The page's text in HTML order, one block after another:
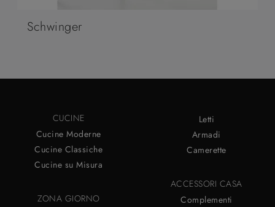
Schwinger
CUCINE
Cucine Moderne
Cucine Classiche
Cucine su Misura
ZONA GIORNO
Letti
Armadi
Camerette
ACCESSORI CASA
Complementi